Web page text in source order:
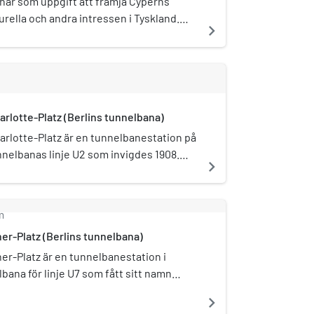
och andra intressen i Tyskland.
navigate_next
Platz (Berlins tunnelbana)
Platz är en tunnelbanestation på
linje U2 som invigdes 1908.
navigate_next
Platz (Berlins tunnelbana)
Platz är en tunnelbanestation i
för linje U7 som fått sitt namn
navigate_next